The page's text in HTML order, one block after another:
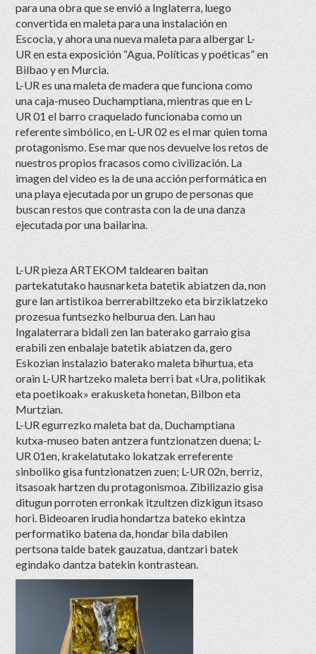
para una obra que se envió a Inglaterra, luego
convertida en maleta para una instalación en
Escocia, y ahora una nueva maleta para albergar L-
UR en esta exposición “Agua, Políticas y poéticas” en
Bilbao y en Murcia.
L-UR es una maleta de madera que funciona como
una caja-museo Duchamptiana, mientras que en L-
UR 01 el barro craquelado funcionaba como un
referente simbólico, en L-UR 02 es el mar quien toma
protagonismo. Ese mar que nos devuelve los retos de
nuestros propios fracasos como civilización. La
imagen del video es la de una acción performática en
una playa ejecutada por un grupo de personas que
buscan restos que contrasta con la de una danza
ejecutada por una bailarina.
L-UR pieza ARTEKOM taldearen baitan
partekatutako hausnarketa batetik abiatzen da, non
gure lan artistikoa berrerabiltzeko eta birziklatzeko
prozesua funtsezko helburua den. Lan hau
Ingalaterrara bidali zen lan baterako garraio gisa
erabili zen enbalaje batetik abiatzen da, gero
Eskozian instalazio baterako maleta bihurtua, eta
orain L-UR hartzeko maleta berri bat «Ura, politikak
eta poetikoak» erakusketa honetan, Bilbon eta
Murtzian.
L-UR egurrezko maleta bat da, Duchamptiana
kutxa-museo baten antzera funtzionatzen duena; L-
UR 01en, krakelatutako lokatzak erreferente
sinboliko gisa funtzionatzen zuen; L-UR 02n, berriz,
itsasoak hartzen du protagonismoa. Zibilizazio gisa
ditugun porroten erronkak itzultzen dizkigun itsaso
hori. Bideoaren irudia hondartza bateko ekintza
performatiko batena da, hondar bila dabilen
pertsona talde batek gauzatua, dantzari batek
egindako dantza batekin kontrastean.